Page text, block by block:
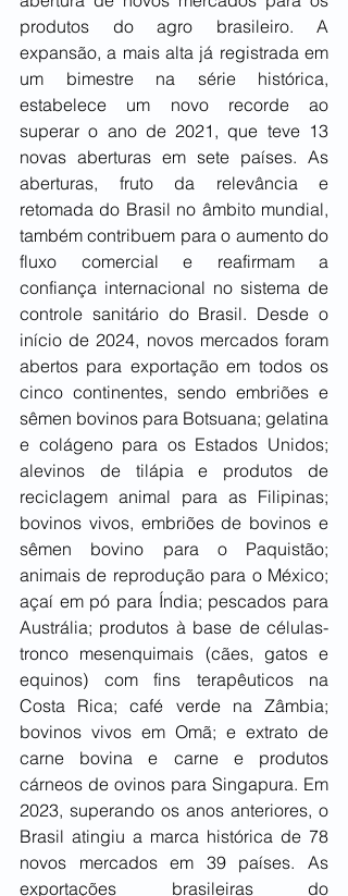
produtos do agro brasileiro. A
expansão, a mais alta já registrada em
um bimestre na série histórica,
estabelece um novo recorde ao
superar o ano de 2021, que teve 13
novas aberturas em sete países. As
aberturas, fruto da relevância e
retomada do Brasil no âmbito mundial,
também contribuem para o aumento do
fluxo comercial e reafirmam a
confiança internacional no sistema de
controle sanitário do Brasil. Desde o
início de 2024, novos mercados foram
abertos para exportação em todos os
cinco continentes, sendo embriões e
sêmen bovinos para Botsuana; gelatina
e colágeno para os Estados Unidos;
alevinos de tilápia e produtos de
reciclagem animal para as Filipinas;
bovinos vivos, embriões de bovinos e
sêmen bovino para o Paquistão;
animais de reprodução para o México;
açaí em pó para Índia; pescados para
Austrália; produtos à base de células-
tronco mesenquimais (cães, gatos e
equinos) com fins terapêuticos na
Costa Rica; café verde na Zâmbia;
bovinos vivos em Omã; e extrato de
carne bovina e carne e produtos
cárneos de ovinos para Singapura. Em
2023, superando os anos anteriores, o
Brasil atingiu a marca histórica de 78
novos mercados em 39 países. As
exportações brasileiras do